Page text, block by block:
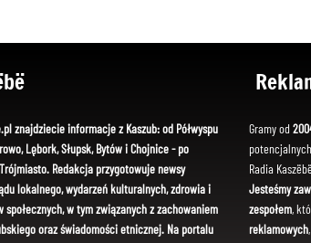
znajdziecie informacje z Kaszub: od Półwyspu
Lębork, Słupsk, Bytów i Chojnice - po
Redakcja przygotowuje newsy
lokalnego, wydarzeń kulturalnych, zdrowia i
w tym związanych z zachowaniem
oraz świadomości etnicznej. Na portalu
Gramy od
Radia
Jesteśmy
zespołem,
reklamowych,